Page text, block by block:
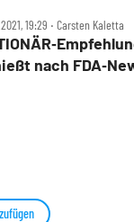
19:29 ‧ Carsten Kaletta
nach